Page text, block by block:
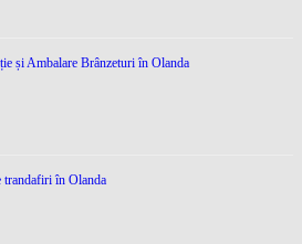
și Ambalare Brânzeturi în Olanda
trandafiri în Olanda